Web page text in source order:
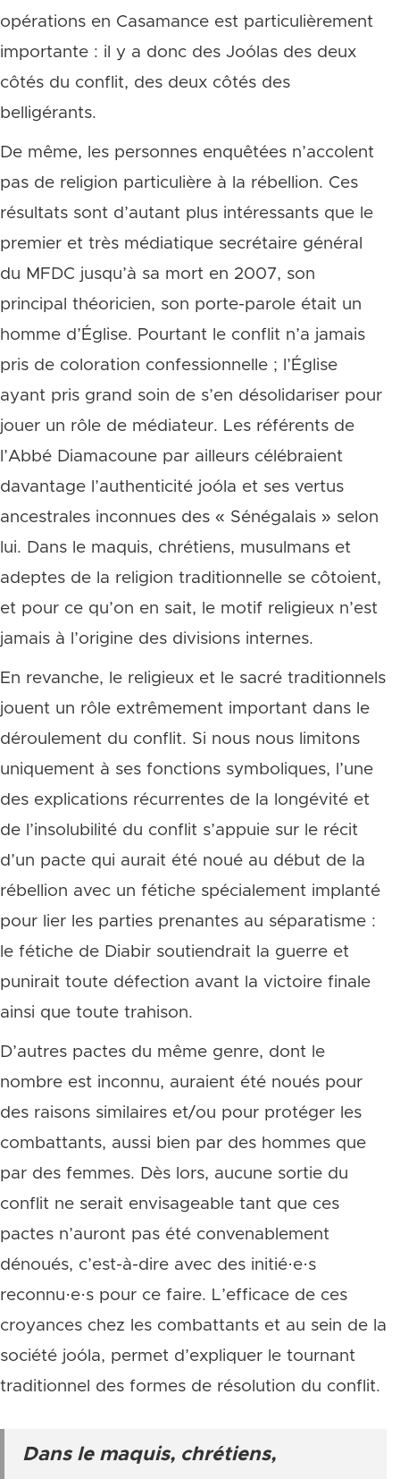
opérations en Casamance est particulièrement
importante : il y a donc des Joólas des deux
côtés du conflit, des deux côtés des
belligérants.
De même, les personnes enquêtées n’accolent
pas de religion particulière à la rébellion. Ces
résultats sont d’autant plus intéressants que le
premier et très médiatique secrétaire général
du MFDC jusqu’à sa mort en 2007, son
principal théoricien, son porte-parole était un
homme d’Église. Pourtant le conflit n’a jamais
pris de coloration confessionnelle ; l’Église
ayant pris grand soin de s’en désolidariser pour
jouer un rôle de médiateur. Les référents de
l’Abbé Diamacoune par ailleurs célébraient
davantage l’authenticité joóla et ses vertus
ancestrales inconnues des « Sénégalais » selon
lui. Dans le maquis, chrétiens, musulmans et
adeptes de la religion traditionnelle se côtoient,
et pour ce qu’on en sait, le motif religieux n’est
jamais à l’origine des divisions internes.
En revanche, le religieux et le sacré traditionnels
jouent un rôle extrêmement important dans le
déroulement du conflit. Si nous nous limitons
uniquement à ses fonctions symboliques, l’une
des explications récurrentes de la longévité et
de l’insolubilité du conflit s’appuie sur le récit
d’un pacte qui aurait été noué au début de la
rébellion avec un fétiche spécialement implanté
pour lier les parties prenantes au séparatisme :
le fétiche de Diabir soutiendrait la guerre et
punirait toute défection avant la victoire finale
ainsi que toute trahison.
D’autres pactes du même genre, dont le
nombre est inconnu, auraient été noués pour
des raisons similaires et/ou pour protéger les
combattants, aussi bien par des hommes que
par des femmes. Dès lors, aucune sortie du
conflit ne serait envisageable tant que ces
pactes n’auront pas été convenablement
dénoués, c’est-à-dire avec des initié·e·s
reconnu·e·s pour ce faire. L’efficace de ces
croyances chez les combattants et au sein de la
société joóla, permet d’expliquer le tournant
traditionnel des formes de résolution du conflit.
Dans le maquis, chrétiens,